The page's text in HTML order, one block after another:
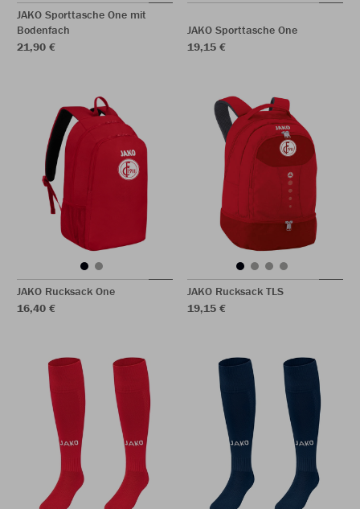
JAKO Sporttasche One mit
Bodenfach
21,90 €
JAKO Sporttasche One
19,15 €
JAKO Rucksack One
16,40 €
JAKO Rucksack TLS
19,15 €